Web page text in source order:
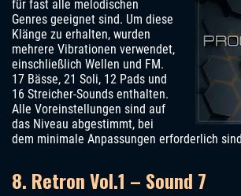
für fast alle melodischen
Genres geeignet sind. Um diese
Klänge zu erhalten, wurden
mehrere Vibrationen verwendet,
einschließlich Wellen und FM.
17 Bässe, 21 Soli, 12 Pads und
16 Streicher-Sounds enthalten.
Alle Voreinstellungen sind auf
das Niveau abgestimmt, bei
dem minimale Anpassungen erforderlich
8. Retron Vol.1 – Sound 7